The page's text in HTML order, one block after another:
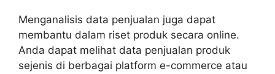
Menganalisis data penjualan juga dapat
membantu dalam riset produk secara online.
Anda dapat melihat data penjualan produk
sejenis di berbagai platform e-commerce atau